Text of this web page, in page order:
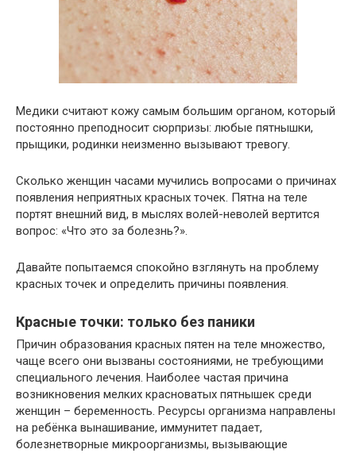
Медики считают кожу самым большим органом, который
постоянно преподносит сюрпризы: любые пятнышки,
прыщики, родинки неизменно вызывают тревогу.
Сколько женщин часами мучились вопросами о причинах
появления неприятных красных точек. Пятна на теле
портят внешний вид, в мыслях волей-неволей вертится
вопрос: «Что это за болезнь?».
Давайте попытаемся спокойно взглянуть на проблему
красных точек и определить причины появления.
Красные точки: только без паники
Причин образования красных пятен на теле множество,
чаще всего они вызваны состояниями, не требующими
специального лечения. Наиболее частая причина
возникновения мелких красноватых пятнышек среди
женщин – беременность. Ресурсы организма направлены
на ребёнка вынашивание, иммунитет падает,
болезнетворные микроорганизмы, вызывающие